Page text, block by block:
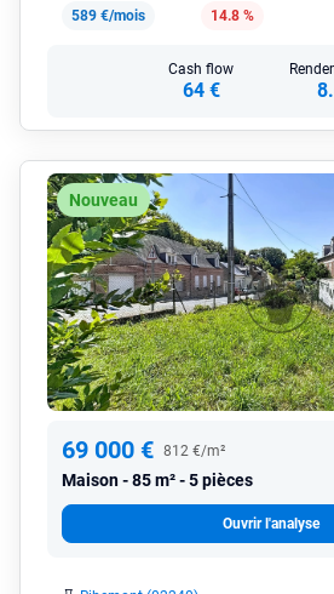
589 €/mois
14.8 %
Cash flow
64 €
Nouveau
69 000 € 812 €/m²
Maison 85 m² - 5 pièces
Ouvrir l'analyse